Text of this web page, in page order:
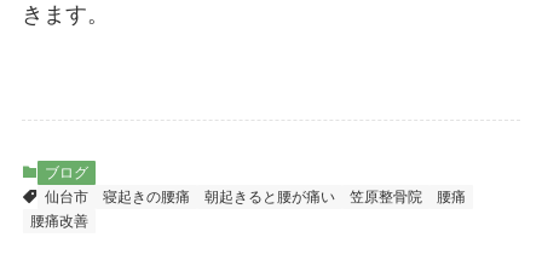
きます。
ブログ
仙台市
寝起きの腰痛 朝起きると腰が痛い 笠原整骨院
腰痛
腰痛改善